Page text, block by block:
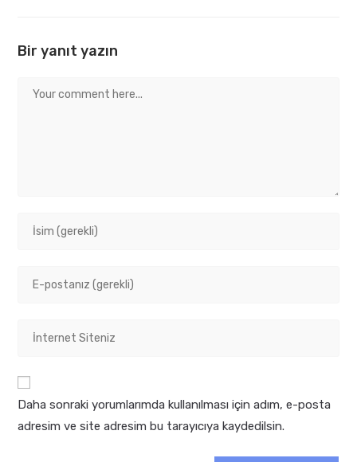
Bir yanıt yazın
Comment
comment
address
comment
URL
(optional)
Daha sonraki yorumlarımda kullanılması için adım, e-posta
adresim ve site adresim bu tarayıcıya kaydedilsin.